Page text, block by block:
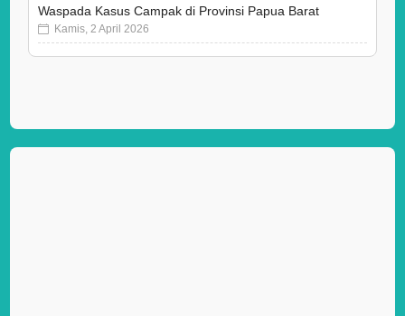
Waspada Kasus Campak di Provinsi Papua Barat
Kamis, 2 April 2026